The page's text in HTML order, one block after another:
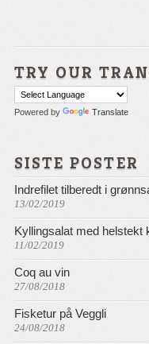
TRY OUR
Powered by Translate
SISTE POSTER
Indrefilet tilberedt i
13/02/2019
Kyllingsalat med helstekt
11/02/2019
Coq au vin
27/08/2018
Fisketur på Veggli
24/08/2018